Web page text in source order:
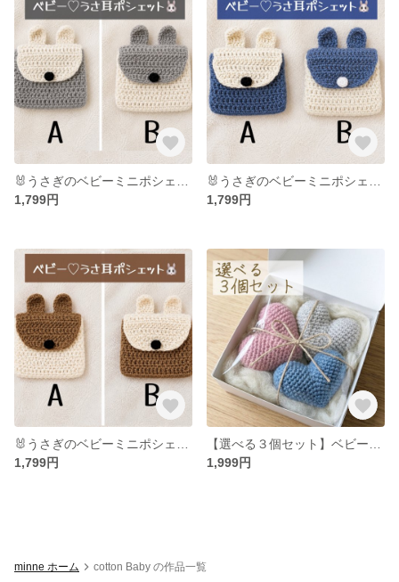
1,799円
1,799円
1,799円
1,999円
minne ホーム cotton Baby の作品一覧